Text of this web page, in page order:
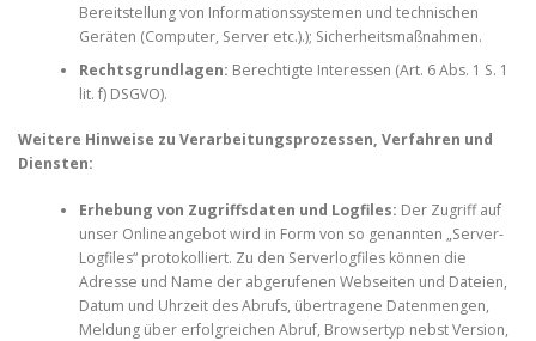
Bereitstellung von Informationssystemen und technischen
Geräten (Computer, Server etc.).); Sicherheitsmaßnahmen.
Rechtsgrundlagen: Berechtigte Interessen (Art. 6 Abs. 1 S. 1
lit. f) DSGVO).
Weitere Hinweise zu Verarbeitungsprozessen, Verfahren und
Diensten:
Erhebung von Zugriffsdaten und Logfiles: Der Zugriff auf
unser Onlineangebot wird in Form von so genannten „Server-
Logfiles“ protokolliert. Zu den Serverlogfiles können die
Adresse und Name der abgerufenen Webseiten und Dateien,
Datum und Uhrzeit des Abrufs, übertragene Datenmengen,
Meldung über erfolgreichen Abruf, Browsertyp nebst Version,